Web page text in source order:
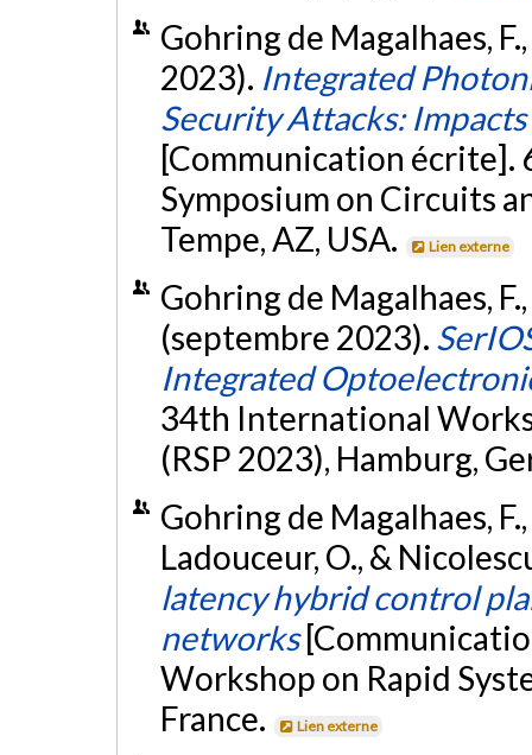
Gohring de Magalhaes,
2023). Integrated
Security Attacks:
[Communication écrite].
Symposium on Circuits
Tempe, AZ, USA.
Lien externe
Gohring de Magalhaes,
(septembre 2023).
Integrated
34th International
(RSP 2023), Hamburg,
Gohring de Magalhaes,
Ladouceur, O., &
latency hybrid control
networks
Workshop on Rapid
France.
Lien externe